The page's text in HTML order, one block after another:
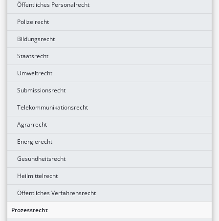
Öffentliches Personalrecht
Polizeirecht
Bildungsrecht
Staatsrecht
Umweltrecht
Submissionsrecht
Telekommunikationsrecht
Agrarrecht
Energierecht
Gesundheitsrecht
Heilmittelrecht
Öffentliches Verfahrensrecht
Prozessrecht